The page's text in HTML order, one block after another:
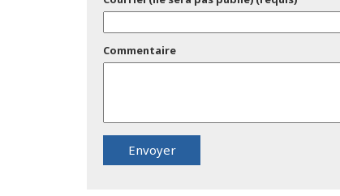
Commentaire